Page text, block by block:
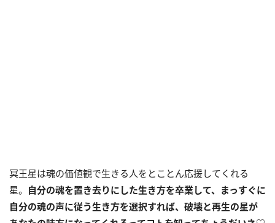
冥王星は魂の価値観で生きる人をとことん応援してくれる
星。 自分の魂を置き去りにした生き方を卒業して、まっすぐに
自分の魂の声に従う生き方を選択すれば、破壊と再生の星が